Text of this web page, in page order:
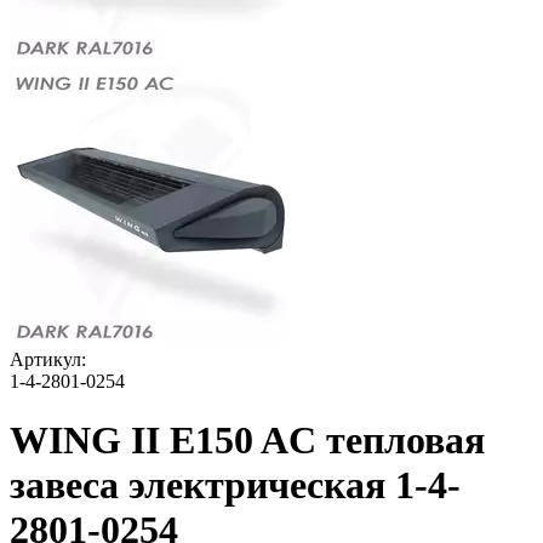
Артикул:
1-4-2801-0254
WING II E150 AC тепловая
завеса электрическая 1-4-
2801-0254